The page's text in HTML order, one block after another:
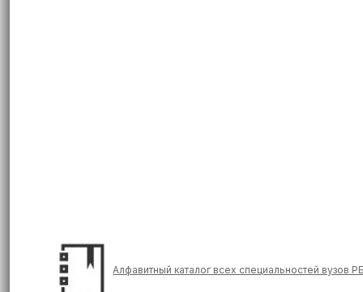
Алфавитный каталог всех специальностей вузов